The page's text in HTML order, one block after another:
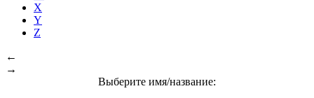
X
Y
Z
←
→
Выберите имя/название: